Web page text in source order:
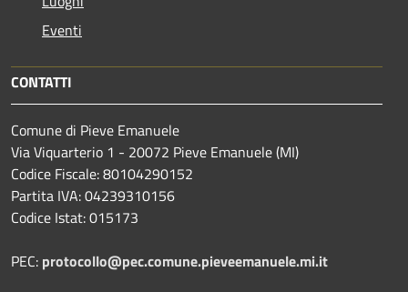
Eventi
CONTATTI
Comune di Pieve Emanuele
Via Viquarterio 1 - 20072 Pieve Emanuele (MI)
Codice Fiscale: 80104290152
Partita IVA: 04239310156
Codice Istat: 015173
PEC: protocollo@pec.comune.pieveemanuele.mi.it